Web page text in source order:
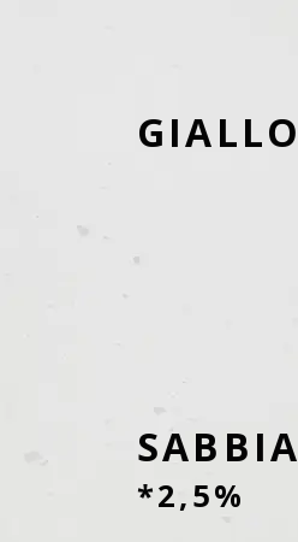
GIALLO
SABBIA
*2,5%